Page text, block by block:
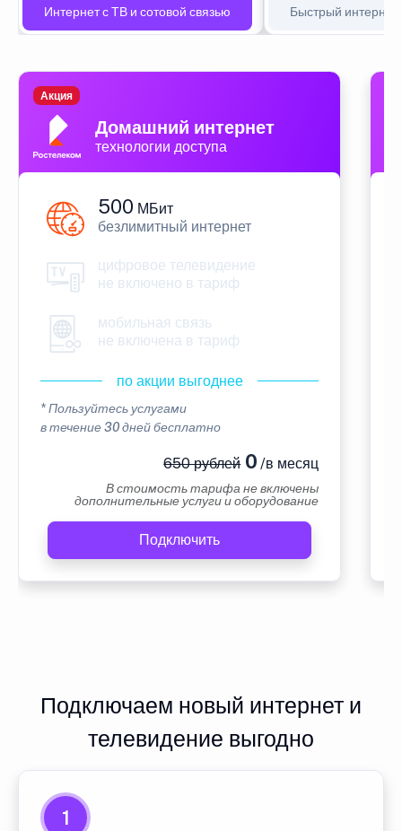
Интернет с ТВ и сотовой связью Быстрый интернет
Домашний интернет
технологии доступа
Акция
500 МБит
безлимитный интернет
цифровое телевидение
не включено в тариф
мобильная связь
не включена в тариф
по акции выгоднее
* Пользуйтесь услугами
в течение 30 дней бесплатно
650 рублей0 /в месяц
В стоимость тарифа не включены
дополнительные услуги и оборудование
Подключить
Подключаем новый интернет и
телевидение выгодно
1